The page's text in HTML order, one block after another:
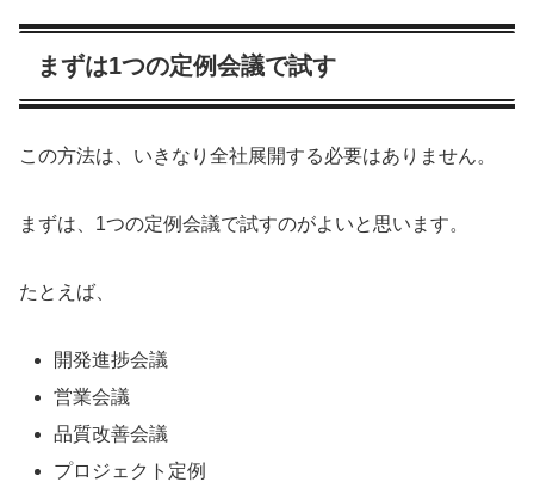
まずは1つの定例会議で試す
この方法は、いきなり全社展開する必要はありません。
まずは、1つの定例会議で試すのがよいと思います。
たとえば、
開発進捗会議
営業会議
品質改善会議
プロジェクト定例